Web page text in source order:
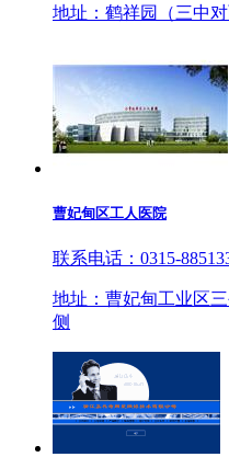
地址：鹤祥园（三中对
曹妃甸区工人医院
联系电话：0315-
地址：曹妃甸工业区
侧